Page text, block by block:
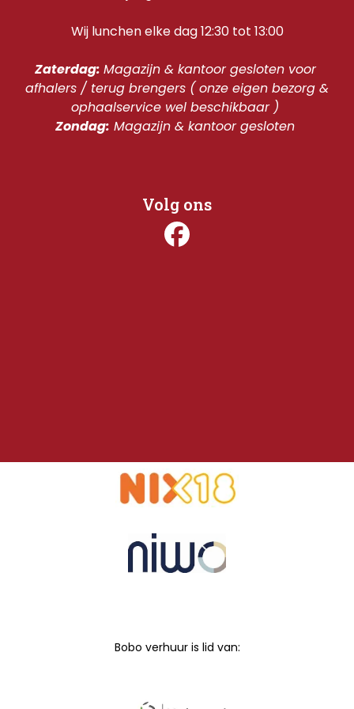
Wij lunchen elke dag 12:30 tot 13:00
Zaterdag: Magazijn & kantoor gesloten voor
afhalers / terug brengers ( onze eigen bezorg &
ophaalservice wel beschikbaar )
Zondag: Magazijn & kantoor gesloten
Volg ons
Bobo verhuur is lid van: